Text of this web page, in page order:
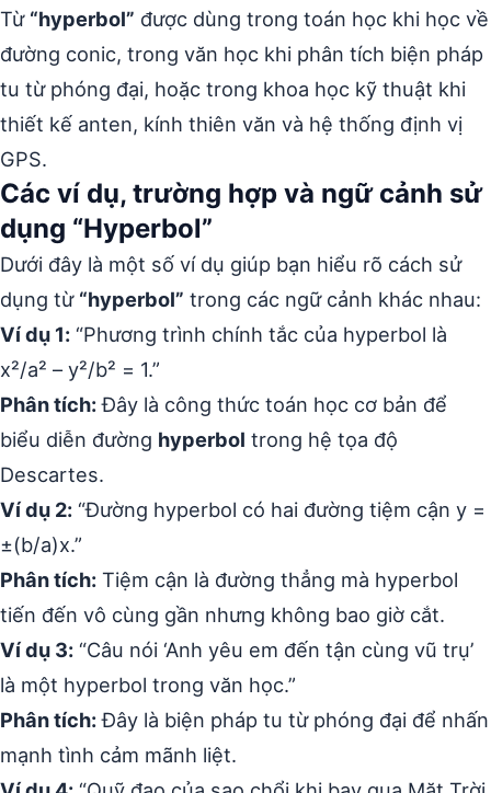
Từ “hyperbol” được dùng trong toán học khi học về
đường conic, trong văn học khi phân tích biện pháp
tu từ phóng đại, hoặc trong khoa học kỹ thuật khi
thiết kế anten, kính thiên văn và hệ thống định vị
GPS.
Các ví dụ, trường hợp và ngữ cảnh sử
dụng “Hyperbol”
Dưới đây là một số ví dụ giúp bạn hiểu rõ cách sử
dụng từ “hyperbol” trong các ngữ cảnh khác nhau:
Ví dụ 1: “Phương trình chính tắc của hyperbol là
x²/a² – y²/b² = 1.”
Phân tích:Đây là công thức toán học cơ bản để
biểu diễn đường hyperbol trong hệ tọa độ
Descartes.
Ví dụ 2: “Đường hyperbol có hai đường tiệm cận y =
±(b/a)x.”
Phân tích: Tiệm cận là đường thẳng mà hyperbol
tiến đến vô cùng gần nhưng không bao giờ cắt.
Ví dụ 3: “Câu nói ‘Anh yêu em đến tận cùng vũ trụ’
là một hyperbol trong văn học.”
Phân tích:Đây là biện pháp tu từ phóng đại để nhấn
mạnh tình cảm mãnh liệt.